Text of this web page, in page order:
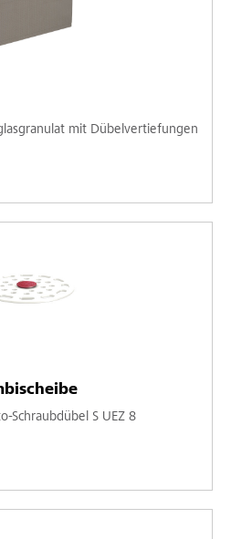
mit Dübelvertiefungen
Schraubdübel S UEZ 8